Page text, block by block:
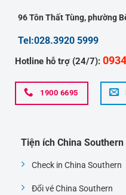
96 Tôn Thất Tùng, phường
Tel:028.3920 5999
Hotline hỗ trợ (24/7):
1900 6695
Tiện ích China Southern
Check in China Southern
Đổi vé China Southern